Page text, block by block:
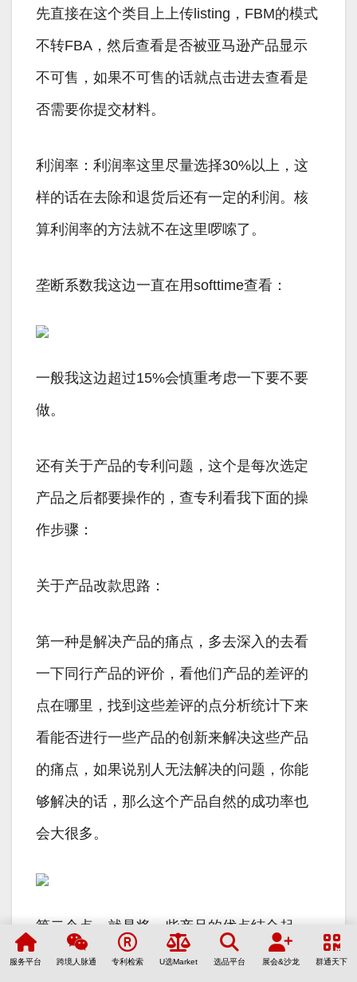
先直接在这个类目上上传listing，FBM的模式
不转FBA，然后查看是否被亚马逊产品显示
不可售，如果不可售的话就点击进去查看是
否需要你提交材料。
利润率：利润率这里尽量选择30%以上，这
样的话在去除和退货后还有一定的利润。核
算利润率的方法就不在这里啰嗦了。
垄断系数我这边一直在用softtime查看：
一般我这边超过15%会慎重考虑一下要不要
做。
还有关于产品的专利问题，这个是每次选定
产品之后都要操作的，查专利看我下面的操
作步骤：
关于产品改款思路：
第一种是解决产品的痛点，多去深入的去看
一下同行产品的评价，看他们产品的差评的
点在哪里，找到这些差评的点分析统计下来
看能否进行一些产品的创新来解决这些产品
的痛点，如果说别人无法解决的问题，你能
够解决的话，那么这个产品自然的成功率也
会大很多。
第二个点，就是将一些产品的优点结合起
来，比如说A产品他是带轮子的B产品他是有
服务平台 跨境人脉通 专利检索 U选Market 选品平台 展会&沙龙 群通天下